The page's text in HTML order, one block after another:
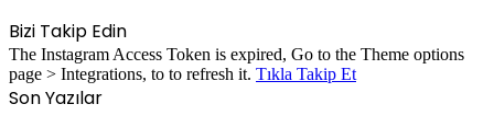
Bizi Takip Edin
The Instagram Access Token is expired, Go to the Theme options
page > Integrations, to to refresh it. Tıkla Takip Et
Son Yazılar